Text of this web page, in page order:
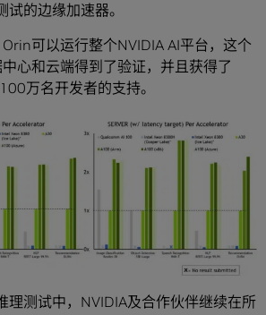
的边缘加速器。
Orin可以运行整个NVIDIA AI平台，这个
心和云端得到了验证，并且获得了
万名开发者的支持。
理测试中，NVIDIA及合作伙伴继续在所